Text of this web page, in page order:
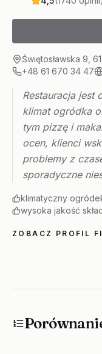
Świętosławska 9,
+48 61 670 34 47
Restauracja jest
klimat ogródka
tym pizzę i
ocen, klienci
problemy z
sporadyczne
klimatyczny
wysoka jakość
ZOBACZ PROFIL